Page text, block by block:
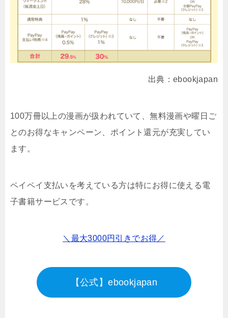
出典：ebookjapan
100万冊以上の漫画が扱われていて、無料漫画や曜日ご
とのお得なキャンペーン、ポイント還元が充実してい
ます。
ペイペイ支払いを考えている方は特にお得に使える電
子書籍サービスです。
＼最大3000円引きでお得／
【公式】ebookjapan